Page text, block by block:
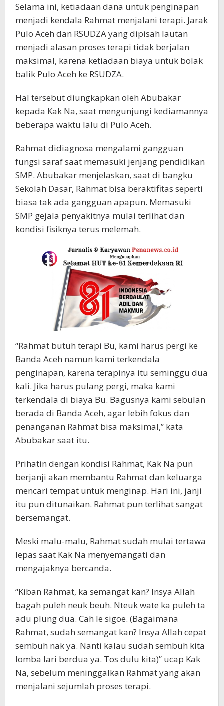
Selama ini, ketiadaan dana untuk penginapan
menjadi kendala Rahmat menjalani terapi. Jarak
Pulo Aceh dan RSUDZA yang dipisah lautan
menjadi alasan proses terapi tidak berjalan
maksimal, karena ketiadaan biaya untuk bolak
balik Pulo Aceh ke RSUDZA.
Hal tersebut diungkapkan oleh Abubakar
kepada Kak Na, saat mengunjungi kediamannya
beberapa waktu lalu di Pulo Aceh.
Rahmat didiagnosa mengalami gangguan
fungsi saraf saat memasuki jenjang pendidikan
SMP. Abubakar menjelaskan, saat di bangku
Sekolah Dasar, Rahmat bisa beraktifitas seperti
biasa tak ada gangguan apapun. Memasuki
SMP gejala penyakitnya mulai terlihat dan
kondisi fisiknya terus melemah.
“Rahmat butuh terapi Bu, kami harus pergi ke
Banda Aceh namun kami terkendala
penginapan, karena terapinya itu seminggu dua
kali. Jika harus pulang pergi, maka kami
terkendala di biaya Bu. Bagusnya kami sebulan
berada di Banda Aceh, agar lebih fokus dan
penanganan Rahmat bisa maksimal,” kata
Abubakar saat itu.
Prihatin dengan kondisi Rahmat, Kak Na pun
berjanji akan membantu Rahmat dan keluarga
mencari tempat untuk menginap. Hari ini, janji
itu pun ditunaikan. Rahmat pun terlihat sangat
bersemangat.
Meski malu-malu, Rahmat sudah mulai tertawa
lepas saat Kak Na menyemangati dan
mengajaknya bercanda.
“Kiban Rahmat, ka semangat kan? Insya Allah
bagah puleh neuk beuh. Nteuk wate ka puleh ta
adu plung dua. Cah le sigoe. (Bagaimana
Rahmat, sudah semangat kan? Insya Allah cepat
sembuh nak ya. Nanti kalau sudah sembuh kita
lomba lari berdua ya. Tos dulu kita)” ucap Kak
Na, sebelum meninggalkan Rahmat yang akan
menjalani sejumlah proses terapi.